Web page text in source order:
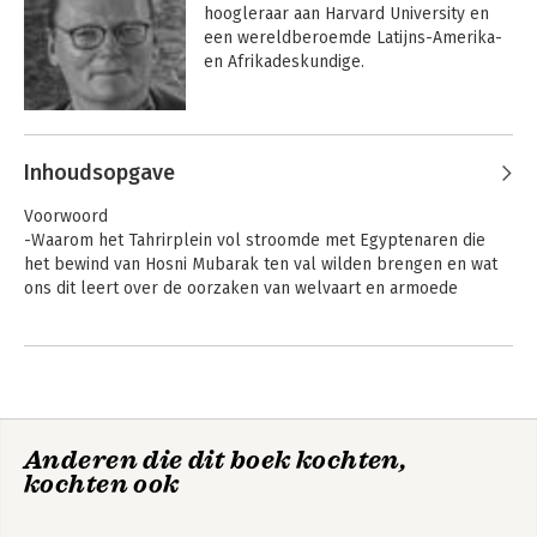
Economics, Global
Edition
hoogleraar aan Harvard University en
een wereldberoemde Latijns-Amerika-
en Afrikadeskundige.
Andere boeken door James
Robinson
Why Nations Fail
Waarom sommige
Inhoudsopgave
Voorwoord
-Waarom het Tahrirplein vol stroomde met Egyptenaren die
het bewind van Hosni Mubarak ten val wilden brengen en wat
ons dit leert over de oorzaken van welvaart en armoede
2. Theorieën die niet werken
-Arme landen zijn niet arm vanwege geografische of culturele
Anderen die dit boek kochten,
kochten ook